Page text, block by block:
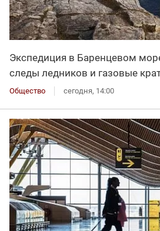
Экспедиция в Баренцевом
следы ледников и газовые
Общество сегодня, 14:00